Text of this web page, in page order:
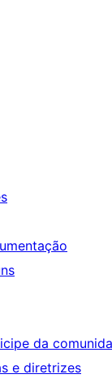
da
e diretrizes